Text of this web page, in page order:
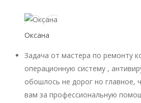
Оксана
Задача от мастера по ремонту
операционную систему ,
обошлось не дорог но главное,
вам за профессиональную